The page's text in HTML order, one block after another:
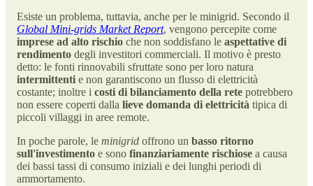
Esiste un problema, tuttavia, anche per le minigrid. Secondo il
Global Mini-grids Market Report, vengono percepite come
imprese ad alto rischio che non soddisfano le aspettative di
rendimento degli investitori commerciali. Il motivo è presto
detto: le fonti rinnovabili sfruttate sono per loro natura
intermittenti e non garantiscono un flusso di elettricità
costante; inoltre i costi di bilanciamento della rete potrebbero
non essere coperti dalla lieve domanda di elettricità tipica di
piccoli villaggi in aree remote.
In poche parole, le minigrid offrono un basso ritorno
sull'investimento e sono finanziariamente rischiose a causa
dei bassi tassi di consumo iniziali e dei lunghi periodi di
ammortamento.